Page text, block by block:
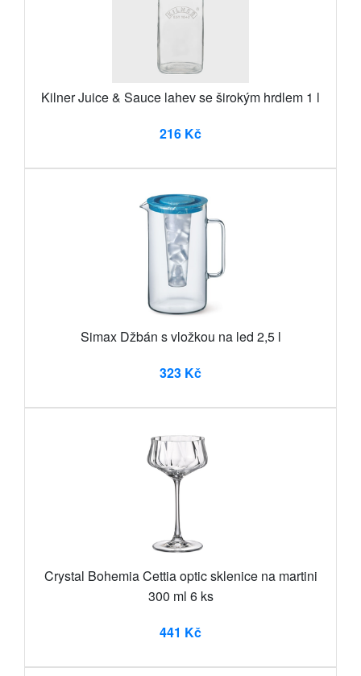
Kilner Juice & Sauce lahev se širokým hrdlem 1 l
216 Kč
Simax Džbán s vložkou na led 2,5 l
323 Kč
Crystal Bohemia Cettia optic sklenice na martini
300 ml 6 ks
441 Kč